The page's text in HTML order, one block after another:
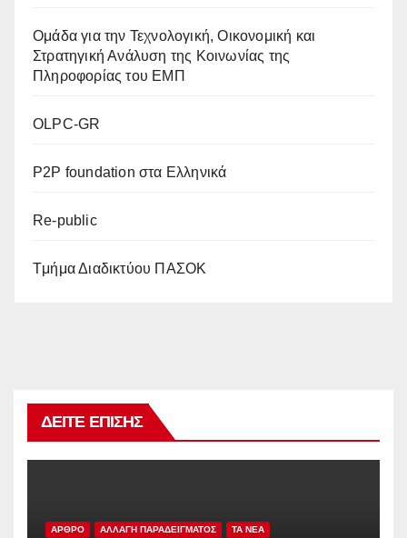
Oμάδα για την Τεχνολογική, Οικονομική και
Στρατηγική Ανάλυση της Κοινωνίας της
Πληροφορίας του ΕΜΠ
OLPC-GR
P2P foundation στα Ελληνικά
Re-public
Tμήμα Διαδικτύου ΠΑΣΟΚ
ΔΕΊΤΕ ΕΠΊΣΗΣ
ΑΡΘΡΟ ΑΛΛΑΓΗ ΠΑΡΑΔΕΙΓΜΑΤΟΣ TA NEA